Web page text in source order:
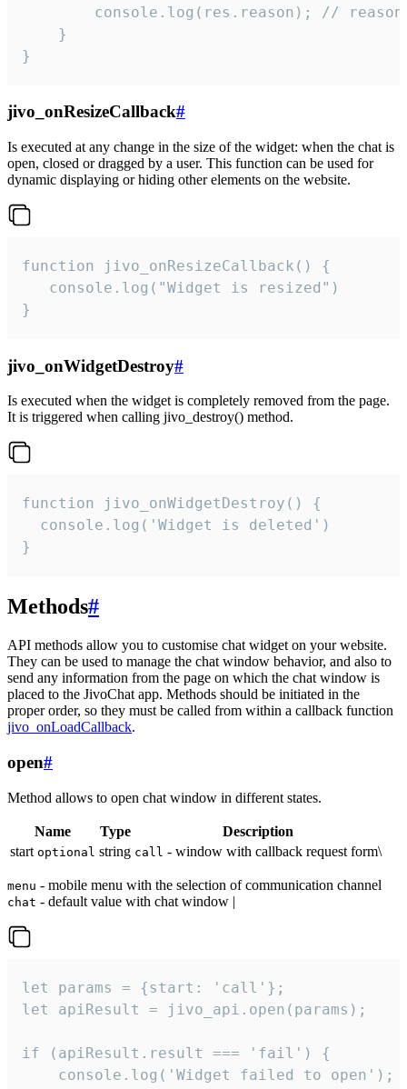
console.log(res.reason); //
    }
}
jivo_onResizeCallback#
Is executed at any change in the size of the widget: when the chat is
open, closed or dragged by a user. This function can be used for
dynamic displaying or hiding other elements on the website.
function jivo_onResizeCallback() {
   console.log("Widget is resized")
}
jivo_onWidgetDestroy#
Is executed when the widget is completely removed from the page.
It is triggered when calling jivo_destroy() method.
function jivo_onWidgetDestroy() {
  console.log('Widget is deleted')
}
Methods#
API methods allow you to customise chat widget on your website.
They can be used to manage the chat window behavior, and also to
send any information from the page on which the chat window is
placed to the JivoChat app. Methods should be initiated in the
proper order, so they must be called from within a callback function
jivo_onLoadCallback.
open#
Method allows to open chat window in different states.
Name Type
Description
start optional string call - window with callback request form\
menu - mobile menu with the selection of communication channel
chat - default value with chat window |
let params = {start: 'call'};
let apiResult = jivo_api.open(params);
if (apiResult.result === 'fail') {
    console.log('Widget failed to open');